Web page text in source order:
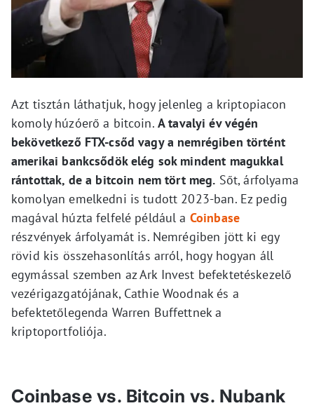
Azt tisztán láthatjuk, hogy jelenleg a kriptopiacon
komoly húzóerő a bitcoin. A tavalyi év végén
bekövetkező FTX-csőd vagy a nemrégiben történt
amerikai bankcsődök elég sok mindent magukkal
rántottak, de a bitcoin nem tört meg. Sőt, árfolyama
komolyan emelkedni is tudott 2023-ban. Ez pedig
magával húzta felfelé például a Coinbase
részvények árfolyamát is. Nemrégiben jött ki egy
rövid kis összehasonlítás arról, hogy hogyan áll
egymással szemben az Ark Invest befektetéskezelő
vezérigazgatójának, Cathie Woodnak és a
befektetőlegenda Warren Buffettnek a
kriptoportfoliója.
Coinbase vs. Bitcoin vs. Nubank